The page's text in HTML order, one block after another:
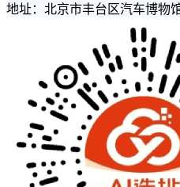
地址：北京市丰台区汽车博物